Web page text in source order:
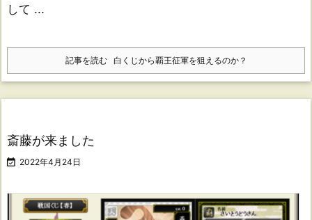
して ...
記事を読む 白くじから覇王征軍を狙えるのか？
斎藤が来ました
 2022年4月24日